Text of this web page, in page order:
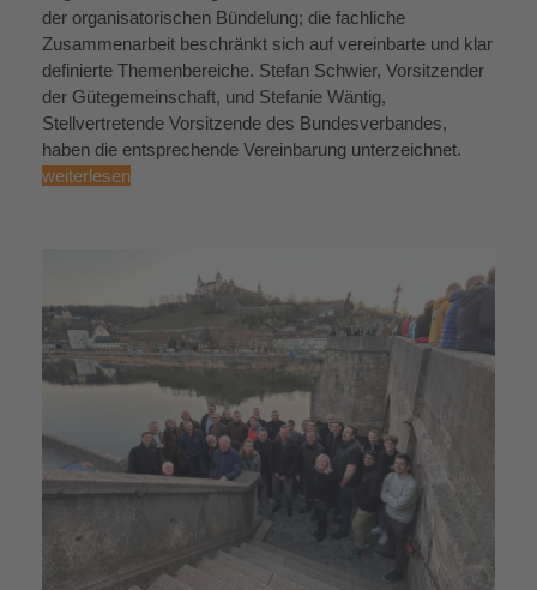
der organisatorischen Bündelung; die fachliche
Zusammenarbeit beschränkt sich auf vereinbarte und klar
definierte Themenbereiche. Stefan Schwier, Vorsitzender
der Gütegemeinschaft, und Stefanie Wäntig,
Stellvertretende Vorsitzende des Bundesverbandes,
haben die entsprechende Vereinbarung unterzeichnet.
weiterlesen